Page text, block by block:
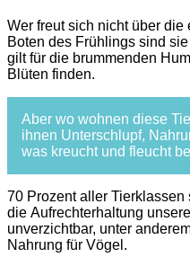
Wer freut sich nicht über
Boten des Frühlings sind
gilt für die brummenden
Blüten finden.
Aber wo wohnen diese
ihnen Unterschlupf,
was kreucht und fleucht
70 Prozent aller Tierklassen
die Aufrechterhaltung
unverzichtbar, unter
Nahrung für Vögel.